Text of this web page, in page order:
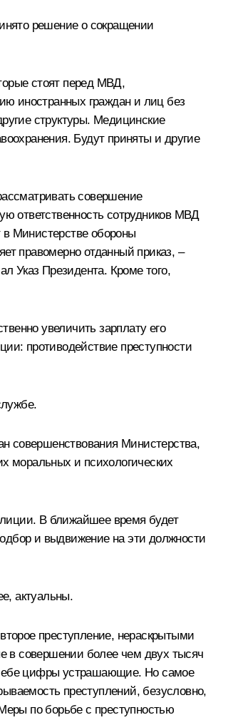
решение о сокращении
стоят перед МВД,
иностранных граждан и лиц без
структуры. Медицинские
Будут приняты и другие
совершение
ответственность сотрудников МВД
в Министерстве обороны
правомерно отданный приказ, –
Указ Президента. Кроме того,
увеличить зарплату его
противодействие преступности
совершенствования Министерства,
моральных и психологических
В ближайшее время будет
и выдвижение на эти должности
актуальны.
преступление, нераскрытыми
в совершении более чем двух тысяч
цифры устрашающие. Но самое
преступлений, безусловно,
по борьбе с преступностью